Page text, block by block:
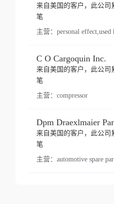
来自美国的客户，此公司
笔
主营：
C O Cargoquin Inc.
来自美国的客户，此公司
笔
主营： compressor
来自美国的客户，此公司
笔
主营： automotive spare